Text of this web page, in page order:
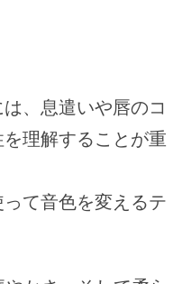
、息遣いや唇のコ
理解することが重
て音色を変えるテ